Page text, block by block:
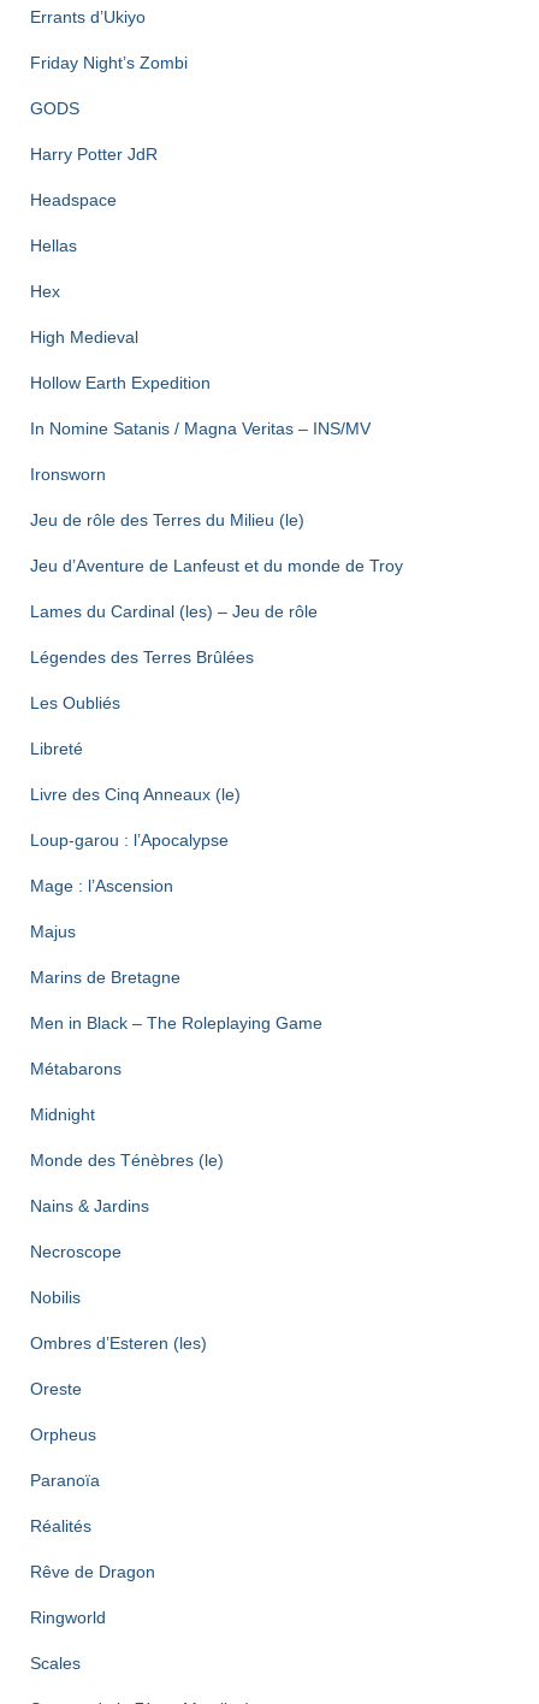
Errants d’Ukiyo
Friday Night’s Zombi
GODS
Harry Potter JdR
Headspace
Hellas
Hex
High Medieval
Hollow Earth Expedition
In Nomine Satanis / Magna Veritas – INS/MV
Ironsworn
Jeu de rôle des Terres du Milieu (le)
Jeu d’Aventure de Lanfeust et du monde de Troy
Lames du Cardinal (les) – Jeu de rôle
Légendes des Terres Brûlées
Les Oubliés
Libreté
Livre des Cinq Anneaux (le)
Loup-garou : l’Apocalypse
Mage : l’Ascension
Majus
Marins de Bretagne
Men in Black – The Roleplaying Game
Métabarons
Midnight
Monde des Ténèbres (le)
Nains & Jardins
Necroscope
Nobilis
Ombres d’Esteren (les)
Oreste
Orpheus
Paranoïa
Réalités
Rêve de Dragon
Ringworld
Scales